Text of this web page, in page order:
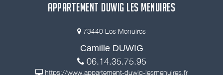
APPARTEMENT DUWIG LES MENUIRES
73440 Les Menuires
Camille DUWIG
06.14.35.75.95
https://www.appartement-duwig-lesmenuires.fr